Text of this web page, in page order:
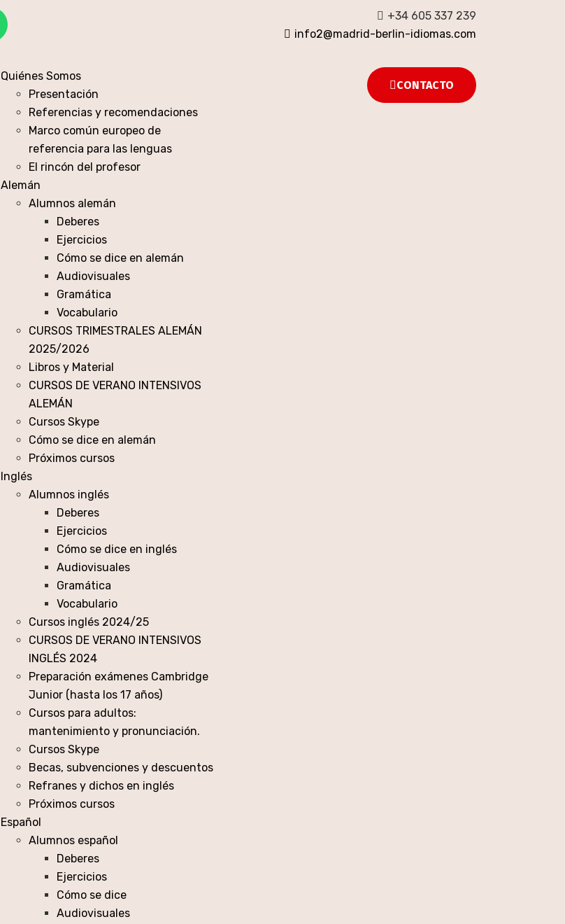
+34 605 337 239
info2@madrid-berlin-idiomas.com
Quiénes Somos
Presentación
Referencias y recomendaciones
Marco común europeo de
referencia para las lenguas
El rincón del profesor
Alemán
Alumnos alemán
Deberes
Ejercicios
Cómo se dice en alemán
Audiovisuales
Gramática
Vocabulario
CURSOS TRIMESTRALES ALEMÁN
2025/2026
Libros y Material
CURSOS DE VERANO INTENSIVOS
ALEMÁN
Cursos Skype
Cómo se dice en alemán
Próximos cursos
Inglés
Alumnos inglés
Deberes
Ejercicios
Cómo se dice en inglés
Audiovisuales
Gramática
Vocabulario
Cursos inglés 2024/25
CURSOS DE VERANO INTENSIVOS
INGLÉS 2024
Preparación exámenes Cambridge
Junior (hasta los 17 años)
Cursos para adultos:
mantenimiento y pronunciación.
Cursos Skype
Becas, subvenciones y descuentos
Refranes y dichos en inglés
Próximos cursos
Español
Alumnos español
Deberes
Ejercicios
Cómo se dice
Audiovisuales
CONTACTO